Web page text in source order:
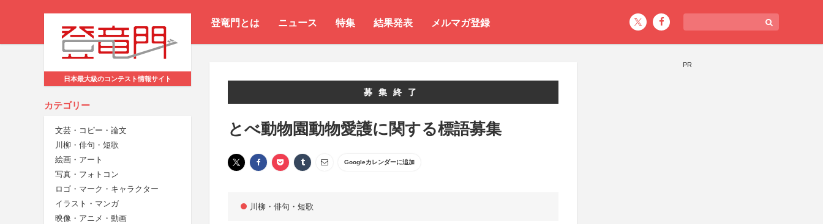
登竜門とは ニュース 特集 結果発表 メルマガ登録
日本最大級のコンテスト情報サイト
カテゴリー
文芸・コピー・論文
川柳・俳句・短歌
絵画・アート
写真・フォトコン
ロゴ・マーク・キャラクター
イラスト・マンガ
映像・アニメ・動画
募集終了
とべ動物園動物愛護に関する標語募集
Googleカレンダーに追加
川柳・俳句・短歌
PR